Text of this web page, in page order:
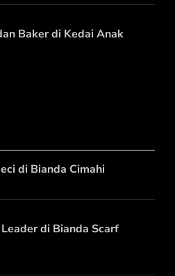
Baker di Kedai Anak
di Bianda Cimahi
di Bianda Scarf